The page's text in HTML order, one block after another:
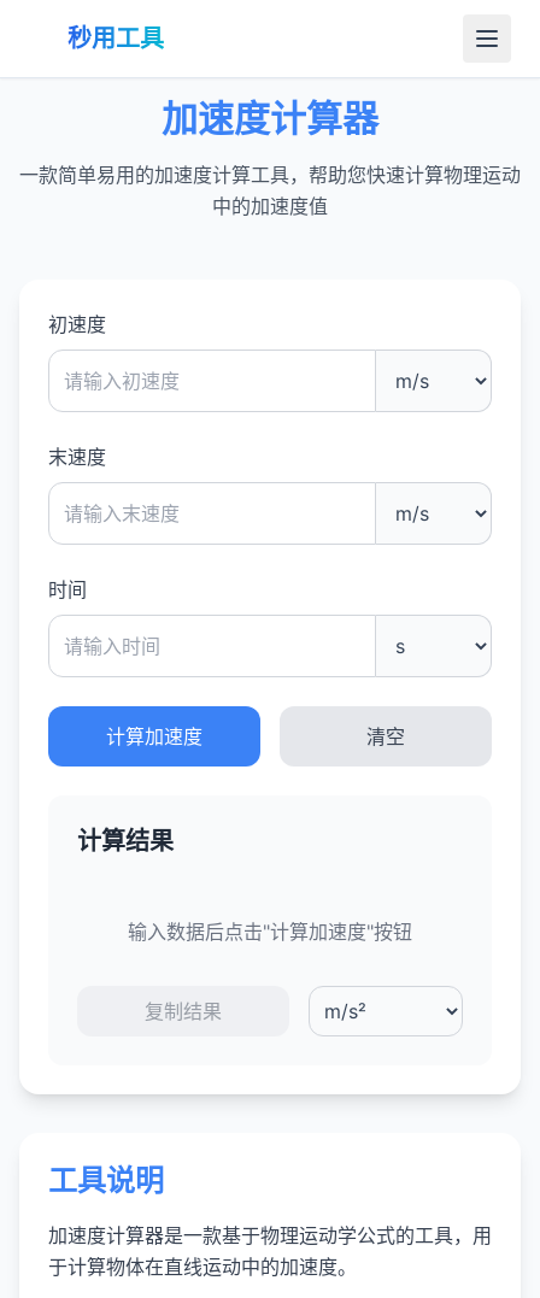
秒用工具
加速度计算器
一款简单易用的加速度计算工具，帮助您快速计算物理运动
中的加速度值
初速度
末速度
时间
计算加速度 清空
计算结果
输入数据后点击"计算加速度"按钮
复制结果
工具说明
加速度计算器是一款基于物理运动学公式的工具，用
于计算物体在直线运动中的加速度。